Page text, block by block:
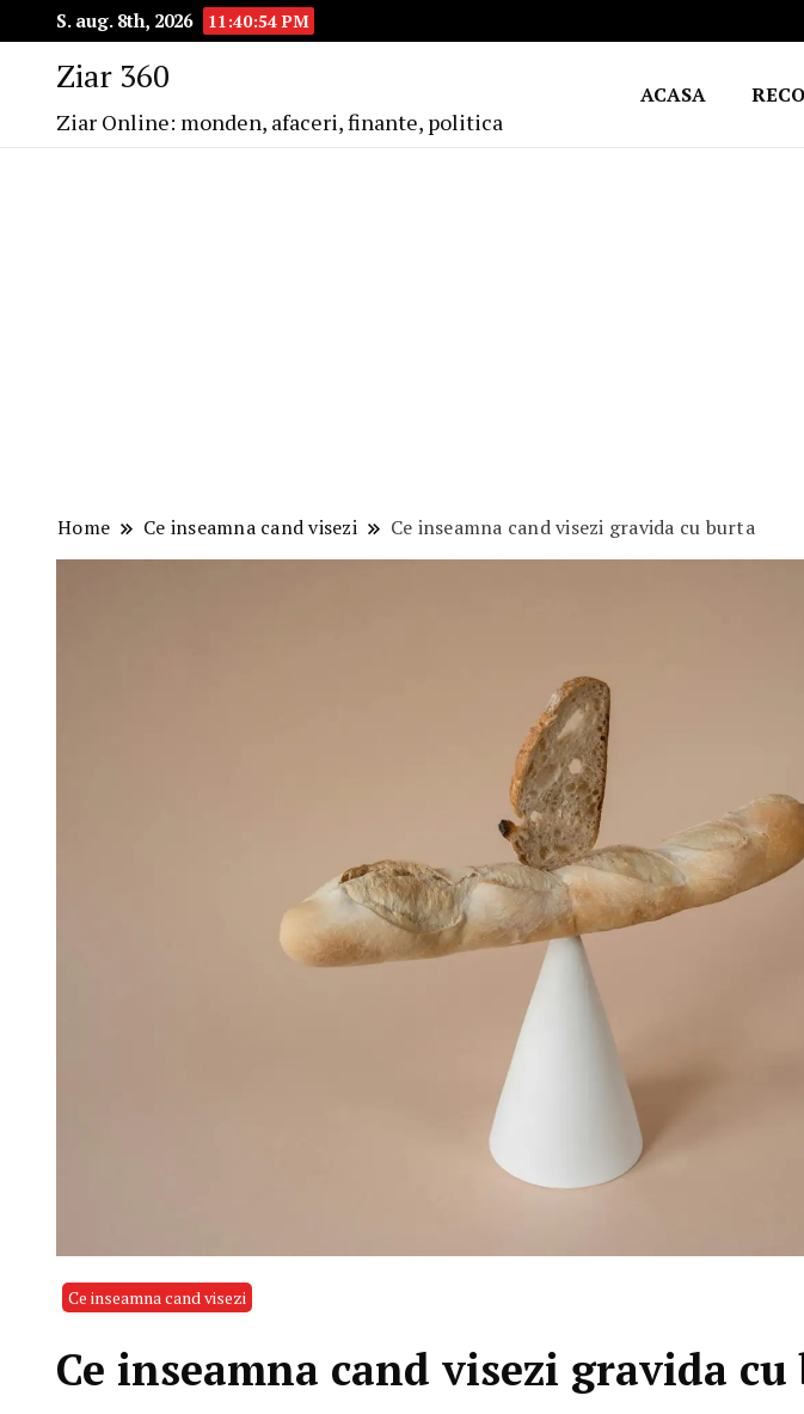
S. aug. 8th, 2026 11:40:55 PM
Ziar 360
Ziar Online: monden, afaceri, finante, politica
ACASA
Home Ce inseamna cand visezi Ce inseamna cand visezi gravida cu burta
Ce inseamna cand visezi
Ce inseamna cand visezi gravida